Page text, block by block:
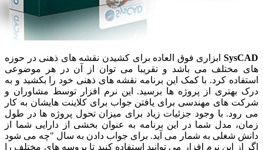
ابزاری فوق العاده برای کشیدن نقشه های ذهنی در حوزه
می باشد و تقریبا می توان از آن در هر موضوعی
کرد. با کمک این برنامه نقشه های ذهنی خود را بکشید و به
از پروژه ها برسید. این نرم افزار توسط مشاوران و
های مهندسی برای یافتن جواب برای کلاینت هایشان به کار
با وجود جزئیات زیاد برای میزان تحول پروژه ها در طول
مدل شما در این برنامه به عنوان بخشی از دارایی شما از
شغلی به شمار می آید. برای جواب دادن به سال "چه می شود
این نرم افزار می توانید استفاده کنید تا پروسه های مختلف را